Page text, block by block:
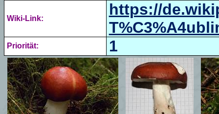
Wiki-Link:
https://
Priorität: 1